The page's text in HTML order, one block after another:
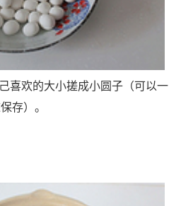
喜欢的大小搓成小圆子（可以一
存）。